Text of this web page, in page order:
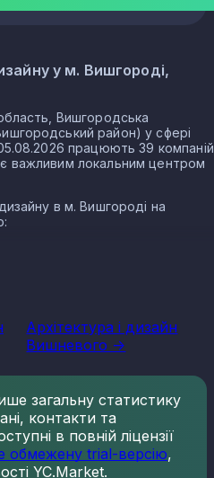
у м. Вишгороді,
Вишгородська
район) у сфері
працюють 39 компаній
важливим локальним центром
в м. Вишгороді на
і дизайну
архітектури і дизайну у м.
Вишгород є складовими
економіки секторів
на розвиток держави,
території України послуги
почали стрімко набирати
их років та з того часу значно
Архітектура і дизайн
Вишневого ->
загальну статистику
контакти та
в повній ліцензії
обмежену trial-версію,
YC.Market.